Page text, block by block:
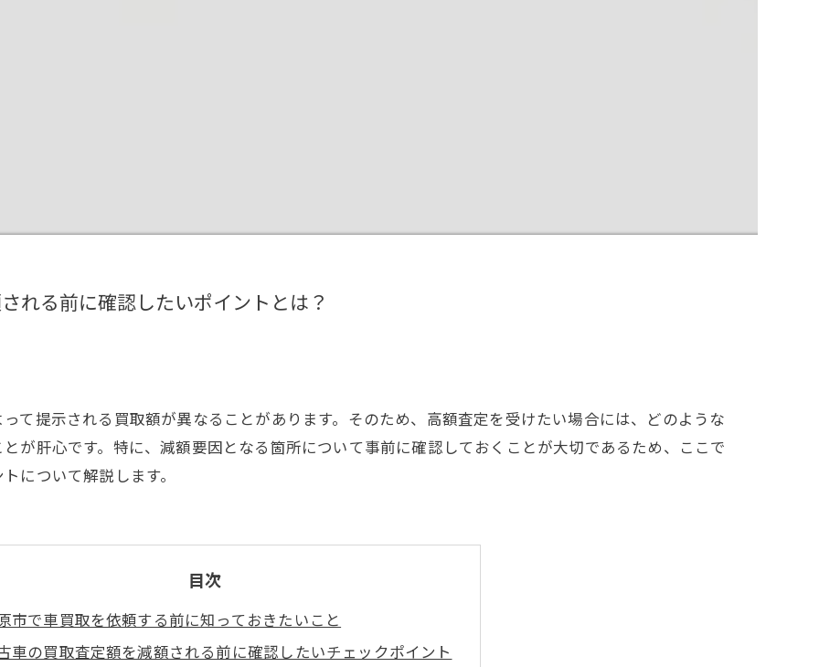
れる前に確認したいポイントとは？
て提示される買取額が異なることがあります。そのため、高額査定を受けたい場合には、どのような
が肝心です。特に、減額要因となる箇所について事前に確認しておくことが大切であるため、ここで
について解説します。
目次
市で車買取を依頼する前に知っておきたいこと
車の買取査定額を減額される前に確認したいチェックポイント